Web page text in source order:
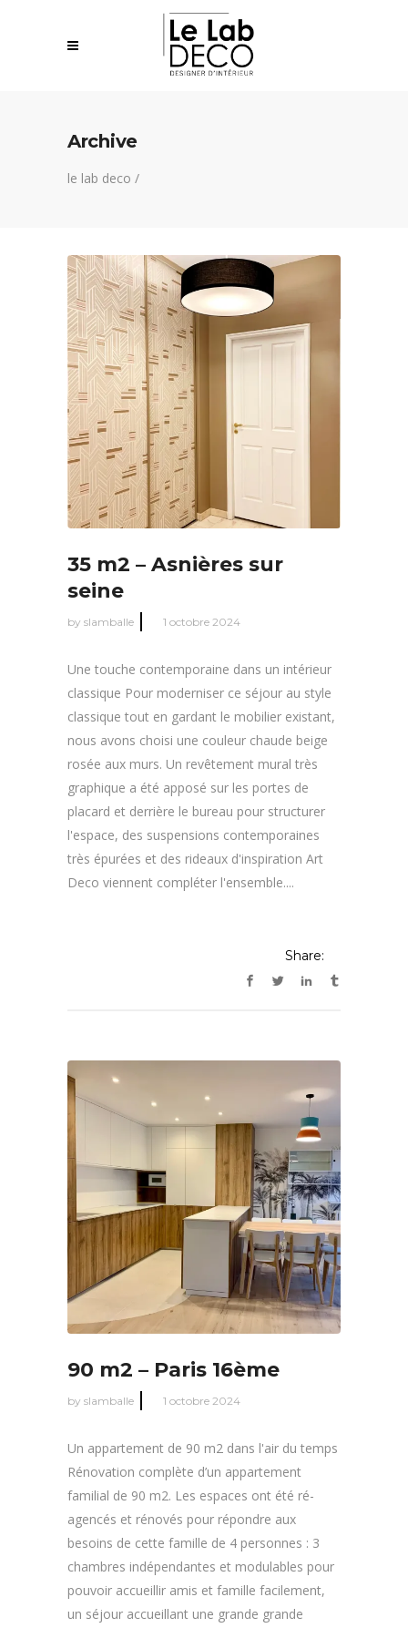
Archive
le lab deco /
35 m2 – Asnières sur
seine
by slamballe 1 octobre 2024
Une touche contemporaine dans un intérieur
classique Pour moderniser ce séjour au style
classique tout en gardant le mobilier existant,
nous avons choisi une couleur chaude beige
rosée aux murs. Un revêtement mural très
graphique a été apposé sur les portes de
placard et derrière le bureau pour structurer
l'espace, des suspensions contemporaines
très épurées et des rideaux d'inspiration Art
Deco viennent compléter l'ensemble....
Share:
90 m2 – Paris 16ème
by slamballe 1 octobre 2024
Un appartement de 90 m2 dans l'air du temps
Rénovation complète d’un appartement
familial de 90 m2. Les espaces ont été ré-
agencés et rénovés pour répondre aux
besoins de cette famille de 4 personnes : 3
chambres indépendantes et modulables pour
pouvoir accueillir amis et famille facilement,
un séjour accueillant une grande grande